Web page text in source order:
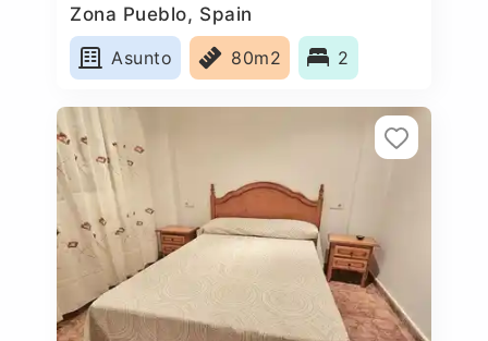
Zona Pueblo, Spain
Asunto
80m2 2